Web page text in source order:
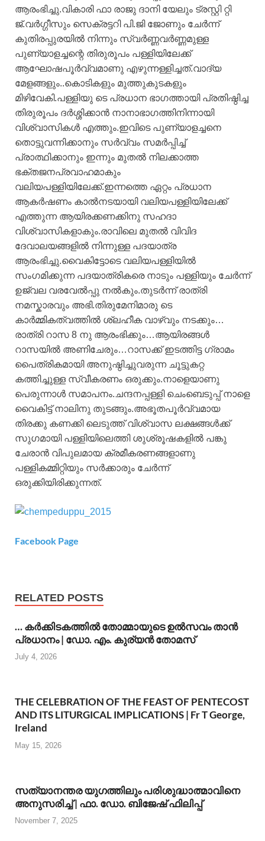
ആരംഭിച്ചു.വികാരി ഫാ രാജു ദാനി യേലും ട്രസ്റ്റി റ്റി
ജ്‌.വർഗ്ഗീസും സെക്രട്ടറി പി.ജി ജോണും ചേർന്ന്
കുതിരപ്പുരയിൽ നിന്നും സ്വർണ്ണവർണ്ണമുള്ള
പുണ്യാളച്ചന്റെ തിരുരൂപം പള്ളിയിലേക്ക്‌
ആഘോഷപൂർവ്വമാണു എഴുന്നള്ളിച്ചത്‌.വാദ്യ
മേളങ്ങളും..കൊടികളും മുത്തുകുടകളും
മിഴിവേകി.പള്ളിയു ടെ പ്രധാന ഭാഗത്തായി പ്രതിഷ്ഠിച്ച
തിരുരൂപം ദർശ്ശിക്കാൻ നാനാഭാഗത്തിനിന്നായി
വിശ്വാസികൾ എത്തും.ഇവിടെ പുണ്യാളച്ചനെ
തൊട്ടുവന്നിക്കാനും സർവ്വം സമർപ്പിച്ച്‌
പ്രാത്ഥിക്കാനും ഇന്നും മുതൽ നിലക്കാത്ത
ഭക്തജനപ്രവാഹമാകും
വലിയപള്ളിയിലേക്ക്‌.ഇന്നത്തെ ഏറ്റം പ്രധാന
ആകർഷണം കാൽനടയായി വലിയപള്ളിയിലേക്ക്‌
എത്തുന്ന ആയിരക്കണക്കിനു സഹദാ
വിശ്വാസികളാകും.രാവിലെ മുതൽ വിവിദ
ദേവാലയങ്ങളിൽ നിന്നുള്ള പദയാത്ര
ആരംഭിച്ചു.വൈകിട്ടോടെ വലിയപള്ളിയിൽ
സംഗമിക്കുന്ന പദയാത്രികരെ നാടും പള്ളിയും ചേർന്ന്
ഉജ്വല വരവേൽപ്പു നൽകും.തുടർന്ന് രാത്രി
നമസ്കാരവും അഭി.തിരുമേനിമാരു ടെ
കാർമ്മികത്വത്തിൽ ശ്ലഹീക വാഴ്‌വും നടക്കും…
രാത്രി റാസ 8 നു ആരംഭിക്കും…ആയിരങ്ങൾ
റാസയിൽ അണിചേരും…റാസക്ക്‌ ഇടത്തിട്ട ഗ്രാമം
പൈത്രികമായി അനുഷ്ഠിച്ചുവരുന്ന ചൂട്ടുകറ്റ
കത്തിച്ചുള്ള സ്വീകരണം ഒരുക്കും.നാളെയാണു
പെരുന്നാൾ സമാപനം.ചന്ദനപ്പള്ളി ചെംബെടുപ്പ്‌ നാളെ
വൈകിട്ട്‌ നാലിനു തുടങ്ങും.അഭൂതപൂർവ്വമായ
തിരക്കു കണക്കി ലെടുത്ത്‌ വിശ്വാസ ലക്ഷങ്ങൾക്ക്‌
സുഗമായി പള്ളിയിലെത്തി ശുശ്രൂഷകളിൽ പങ്കു
ചേരാൻ വിപുലമായ ക്രമീകരണങ്ങളാണു
പള്ളികമ്മിറ്റിയും സർക്കാരും ചേർന്ന്
ഒരുക്കിയിരിക്കുന്നത്‌.
Facebook Page
RELATED POSTS
… കര്‍ക്കിടകത്തില്‍ തോമ്മായുടെ ഉല്‍സവം താന്‍
പ്രധാനം | ഡോ. എം. കുര്യന്‍ തോമസ്
July 4, 2026
THE CELEBRATION OF THE FEAST OF PENTECOST
AND ITS LITURGICAL IMPLICATIONS | Fr T George,
Ireland
May 15, 2026
സത്യാനന്തര യുഗത്തിലും പരിശുദ്ധാത്മാവിനെ
അനുസരിച്ച് | ഫാ. ഡോ. ബിജേഷ് ഫിലിപ്പ്
November 7, 2025